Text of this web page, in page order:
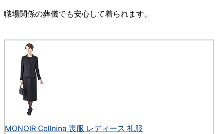
職場関係の葬儀でも安心して着られます。
MONOIR Cellnina 喪服 レディース 礼服